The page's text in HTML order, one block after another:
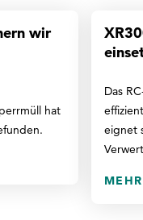
wir
hat
Das
eignet